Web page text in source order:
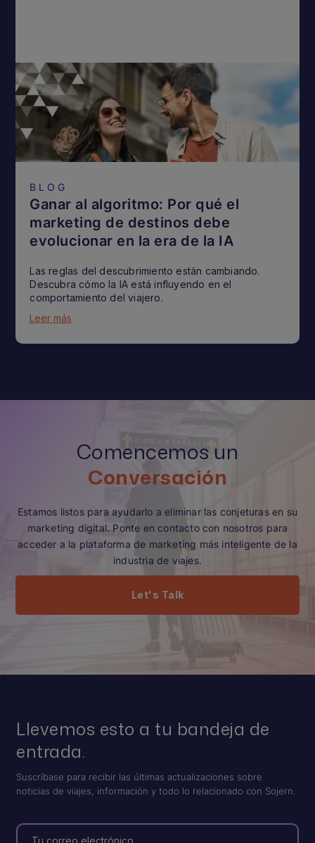
BLOG
Ganar al algoritmo: Por qué el
marketing de destinos debe
evolucionar en la era de la IA
Las reglas del descubrimiento están cambiando.
Descubra cómo la IA está influyendo en el
comportamiento del viajero.
Leer más
Comencemos un
Conversación
Estamos listos para ayudarlo a eliminar las conjeturas en su
marketing digital. Ponte en contacto con nosotros para
acceder a la plataforma de marketing más inteligente de la
industria de viajes.
Let's Talk
Llevemos esto a tu bandeja de
entrada.
Suscríbase para recibir las últimas actualizaciones sobre
noticias de viajes, información y todo lo relacionado con Sojern.